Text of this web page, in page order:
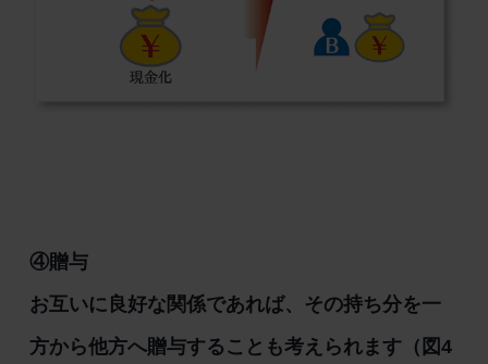
④贈与
お互いに良好な関係であれば、その持ち分を一
方から他方へ贈与することも考えられます（図4